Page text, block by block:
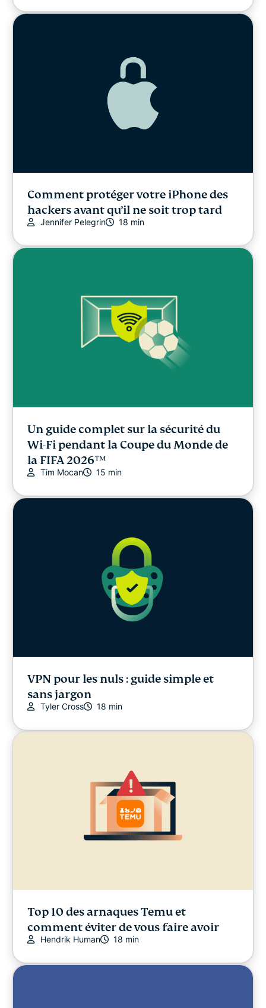
Comment protéger votre iPhone des
hackers avant qu’il ne soit trop tard
Jennifer Pelegrin 18 min
Un guide complet sur la sécurité du
Wi-Fi pendant la Coupe du Monde de
la FIFA 2026™
Tim Mocan 15 min
VPN pour les nuls : guide simple et
sans jargon
Tyler Cross 18 min
Top 10 des arnaques Temu et
comment éviter de vous faire avoir
Hendrik Human 18 min